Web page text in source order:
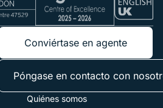
Conviértase en agente
Póngase en contacto con
Quiénes somos